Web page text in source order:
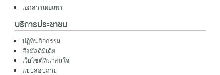
เอกสารเผยแพร่
บริการประชาชน
ปฏิทินกิจกรรม
สื่อมัลติมีเดีย
เว็บไซต์ที่น่าสนใจ
แบบสอบถาม